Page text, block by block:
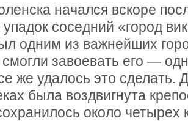
начался вскоре
соседний «город
одним из важнейших
завоевать его —
же удалось это сделать.
была воздвигнута
около четырех